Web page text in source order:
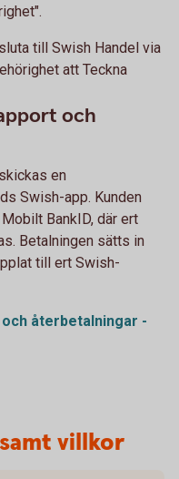
till Swish Handel via
att Teckna
och
en
Swish-app. Kunden
BankID, där ert
Betalningen sätts in
till ert Swish-
återbetalningar -
villkor